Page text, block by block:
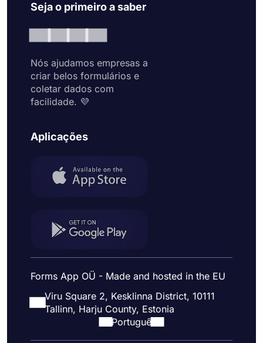
Seja o primeiro a saber
Nós ajudamos empresas a
criar belos formulários e
coletar dados com
facilidade. 💜
Aplicações
Forms App OÜ - Made and hosted in the EU
Viru Square 2, Kesklinna District, 10111
Tallinn, Harju County, Estonia
Portuguê